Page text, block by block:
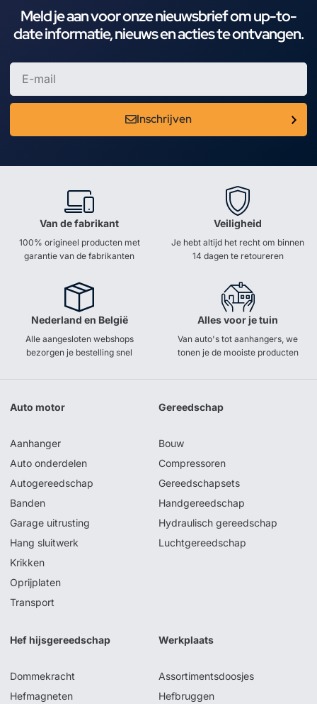
Meld je aan voor onze nieuwsbrief om up-to-
date informatie, nieuws en acties te ontvangen.
Inschrijven
Van de fabrikant
100% origineel producten met
garantie van de fabrikanten
Veiligheid
Je hebt altijd het recht om binnen
14 dagen te retoureren
Nederland en België
Alle aangesloten webshops
bezorgen je bestelling snel
Alles voor je tuin
Van auto's tot aanhangers, we
tonen je de mooiste producten
Auto motor
Aanhanger
Auto onderdelen
Autogereedschap
Banden
Garage uitrusting
Hang sluitwerk
Krikken
Oprijplaten
Transport
Gereedschap
Bouw
Compressoren
Gereedschapsets
Handgereedschap
Hydraulisch gereedschap
Luchtgereedschap
Hef hijsgereedschap
Dommekracht
Hefmagneten
Werkplaats
Assortimentsdoosjes
Hefbruggen